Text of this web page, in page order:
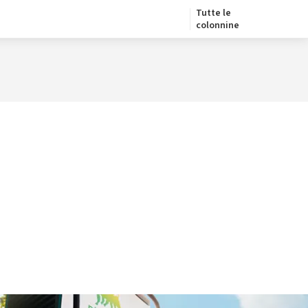
Tutte le
colonnine